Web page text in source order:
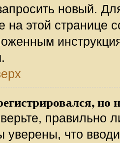
новый.
на этой странице
но
правильно
уверены, что